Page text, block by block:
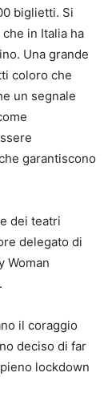
biglietti. Si
in Italia ha
Una grande
coloro che
un segnale
garantiscono
dei teatri
delegato di
Woman
il coraggio
deciso di far
lockdown